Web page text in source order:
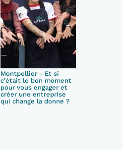
Montpellier - Et si
c'était le bon moment
pour vous engager et
créer une entreprise
qui change la donne ?